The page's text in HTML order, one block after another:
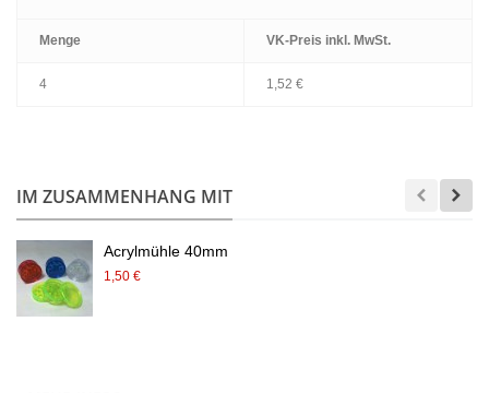
Menge VK-Preis inkl. MwSt.
4 1,52 €
IM ZUSAMMENHANG MIT
Acrylmühle 40mm
1,50 €